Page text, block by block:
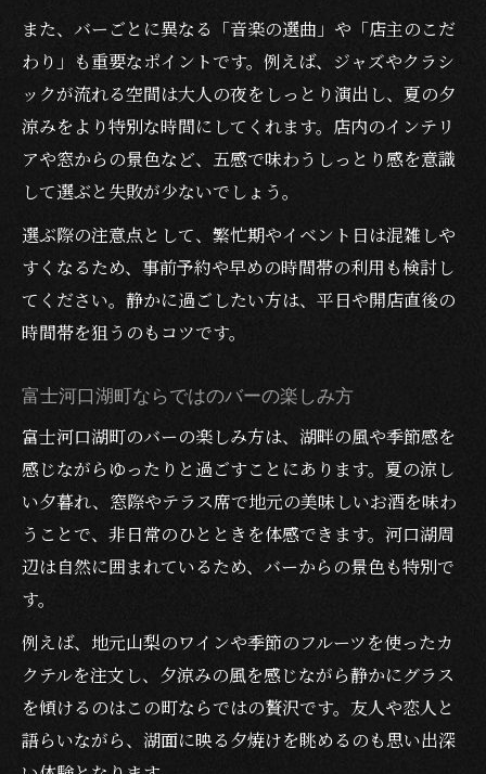
また、バーごとに異なる「音楽の選曲」や「店主のこだ
わり」も重要なポイントです。例えば、ジャズやクラシ
ックが流れる空間は大人の夜をしっとり演出し、夏の夕
涼みをより特別な時間にしてくれます。店内のインテリ
アや窓からの景色など、五感で味わうしっとり感を意識
して選ぶと失敗が少ないでしょう。
選ぶ際の注意点として、繁忙期やイベント日は混雑しや
すくなるため、事前予約や早めの時間帯の利用も検討し
てください。静かに過ごしたい方は、平日や開店直後の
時間帯を狙うのもコツです。
富士河口湖町ならではのバーの楽しみ方
富士河口湖町のバーの楽しみ方は、湖畔の風や季節感を
感じながらゆったりと過ごすことにあります。夏の涼し
い夕暮れ、窓際やテラス席で地元の美味しいお酒を味わ
うことで、非日常のひとときを体感できます。河口湖周
辺は自然に囲まれているため、バーからの景色も特別で
す。
例えば、地元山梨のワインや季節のフルーツを使ったカ
クテルを注文し、夕涼みの風を感じながら静かにグラス
を傾けるのはこの町ならではの贅沢です。友人や恋人と
語らいながら、湖面に映る夕焼けを眺めるのも思い出深